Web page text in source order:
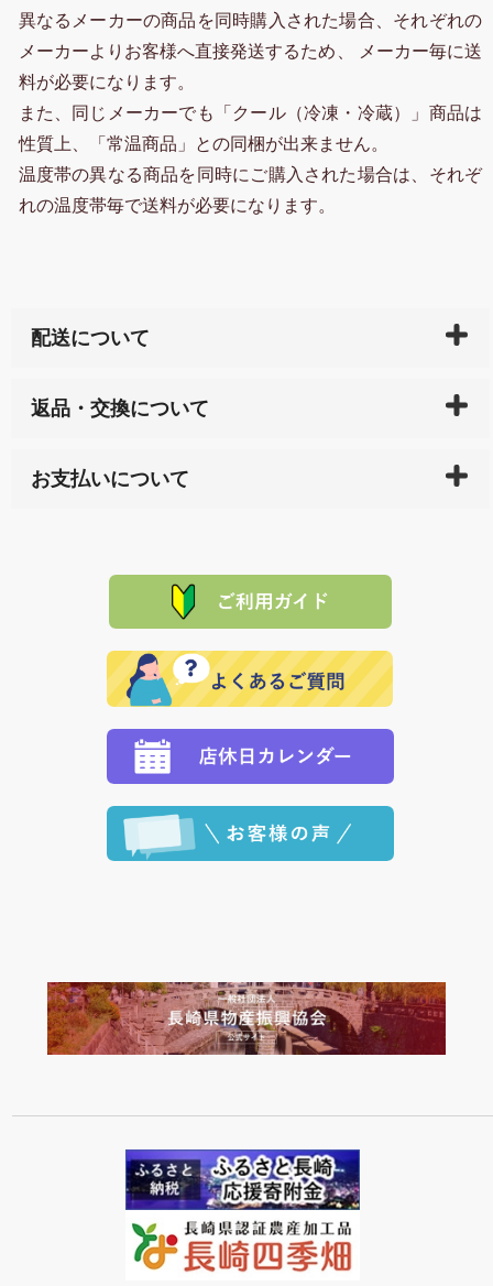
異なるメーカーの商品を同時購入された場合、それぞれの
メーカーよりお客様へ直接発送するため、 メーカー毎に送
料が必要になります。
また、同じメーカーでも「クール（冷凍・冷蔵）」商品は
性質上、「常温商品」との同梱が出来ません。
温度帯の異なる商品を同時にご購入された場合は、それぞ
れの温度帯毎で送料が必要になります。
配送について
天ペイ」の方はご注文受付後）、 長崎県下全域に点在
サイト内で購入された商品の送料は、こちらの
全国送
れの生産メーカーからお客様の元へ直送いたしますの
で、 それぞれ個別に送料が必要になります。
返品・交換について
または配送途中の 事故などで不都合が生じている場合
品代金を返金いたします。）
その際は誠に申し訳ありませんが、当協会までご注文
願いいたします。
お支払いについて
た場合、お客様からの ご入金を確認した後で、商品を
※「クレジットカード」「PayPay」「楽天ペイ」を指
定された場合は、準備出来次第の便にてお送りいたし
ます。 （到着日指定をされている場合は、ご指定の日
程に合わせてお届けいたします。）